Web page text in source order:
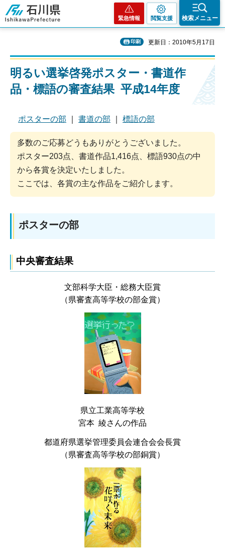
石川県
緊急情報 閲覧支援 検索メニュー
印刷 更新日：2010年5月17日
明るい選挙啓発ポスター・書道作
品・標語の審査結果 平成14年度
ポスターの部 書道の部 標語の部
多数のご応募どうもありがとうございました。
ポスター203点、書道作品1,416点、標語930点の中
から各賞を決定いたしました。
ここでは、各賞の主な作品をご紹介します。
ポスターの部
中央審査結果
文部科学大臣・総務大臣賞
（県審査高等学校の部金賞）
県立工業高等学校
宮本 綾さんの作品
都道府県選挙管理委員会連合会会長賞
（県審査高等学校の部銅賞）